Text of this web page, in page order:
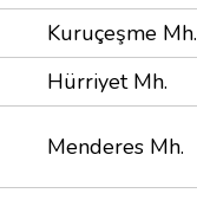
Kuruçeşme Mh.
Hürriyet Mh.
Menderes Mh.